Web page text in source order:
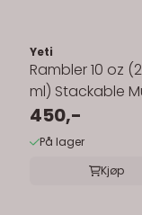
Yeti
Rambler 10 oz
ml) Stackable
Black
450,-
På lager
Kjøp